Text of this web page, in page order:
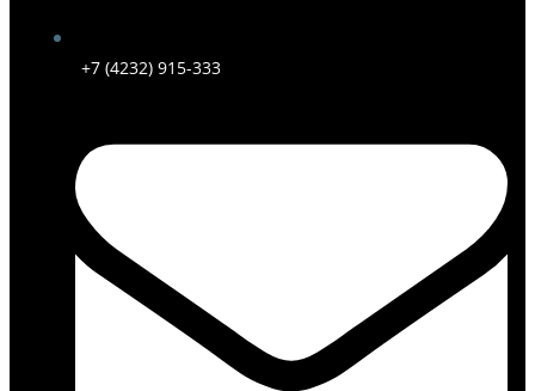
+7 (4232) 915-333